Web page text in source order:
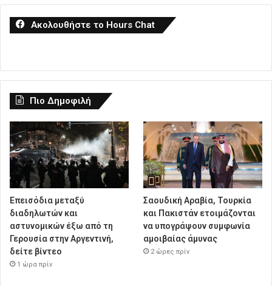
Ακολουθήστε το Hours Chat
Πιο Δημοφιλή
Επεισόδια μεταξύ
διαδηλωτών και
αστυνομικών έξω από τη
Γερουσία στην Αργεντινή,
δείτε βίντεο
1 ώρα πρίν
Σαουδική Αραβία, Τουρκία
και Πακιστάν ετοιμάζονται
να υπογράψουν συμφωνία
αμοιβαίας άμυνας
2 ώρες πρίν